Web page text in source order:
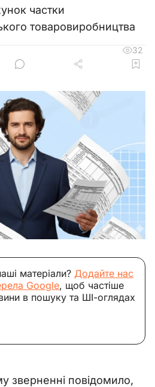
частки
товаровиробництва
32
матеріали? Додайте нас
Google, щоб частіше
в пошуку та ШІ-оглядах
зверненні повідомило,